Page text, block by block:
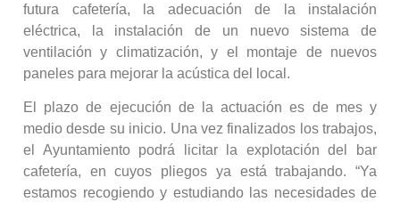
futura cafetería, la adecuación de la instalación
eléctrica, la instalación de un nuevo sistema de
ventilación y climatización, y el montaje de nuevos
paneles para mejorar la acústica del local.
El plazo de ejecución de la actuación es de mes y
medio desde su inicio. Una vez finalizados los trabajos,
el Ayuntamiento podrá licitar la explotación del bar
cafetería, en cuyos pliegos ya está trabajando. “Ya
estamos recogiendo y estudiando las necesidades de